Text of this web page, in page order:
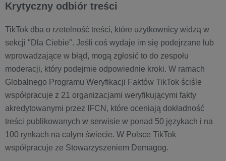
Krytyczny odbiór treści
TikTok dba o rzetelność treści, które użytkownicy widzą w
sekcji "Dla Ciebie". Jeśli coś wydaje im się podejrzane lub
wprowadzające w błąd, mogą zgłosić to do zespołu
moderacji, który podejmie odpowiednie kroki. W ramach
Globalnego Programu Weryfikacji Faktów TikTok ściśle
współpracuje z 21 organizacjami weryfikującymi fakty
akredytowanymi przez IFCN, które oceniają dokładność
treści publikowanych w serwisie w ponad 50 językach i na
100 rynkach na całym świecie. W Polsce TikTok
współpracuje ze Stowarzyszeniem Demagog.